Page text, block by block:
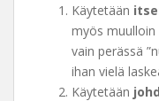
Käytetään
myös muulloin
vain perässä
ihan vielä
Käytetään